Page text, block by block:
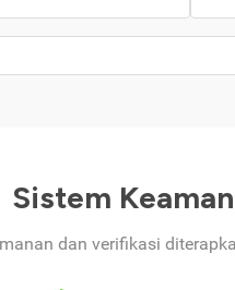
Sistem
dan verifikasi